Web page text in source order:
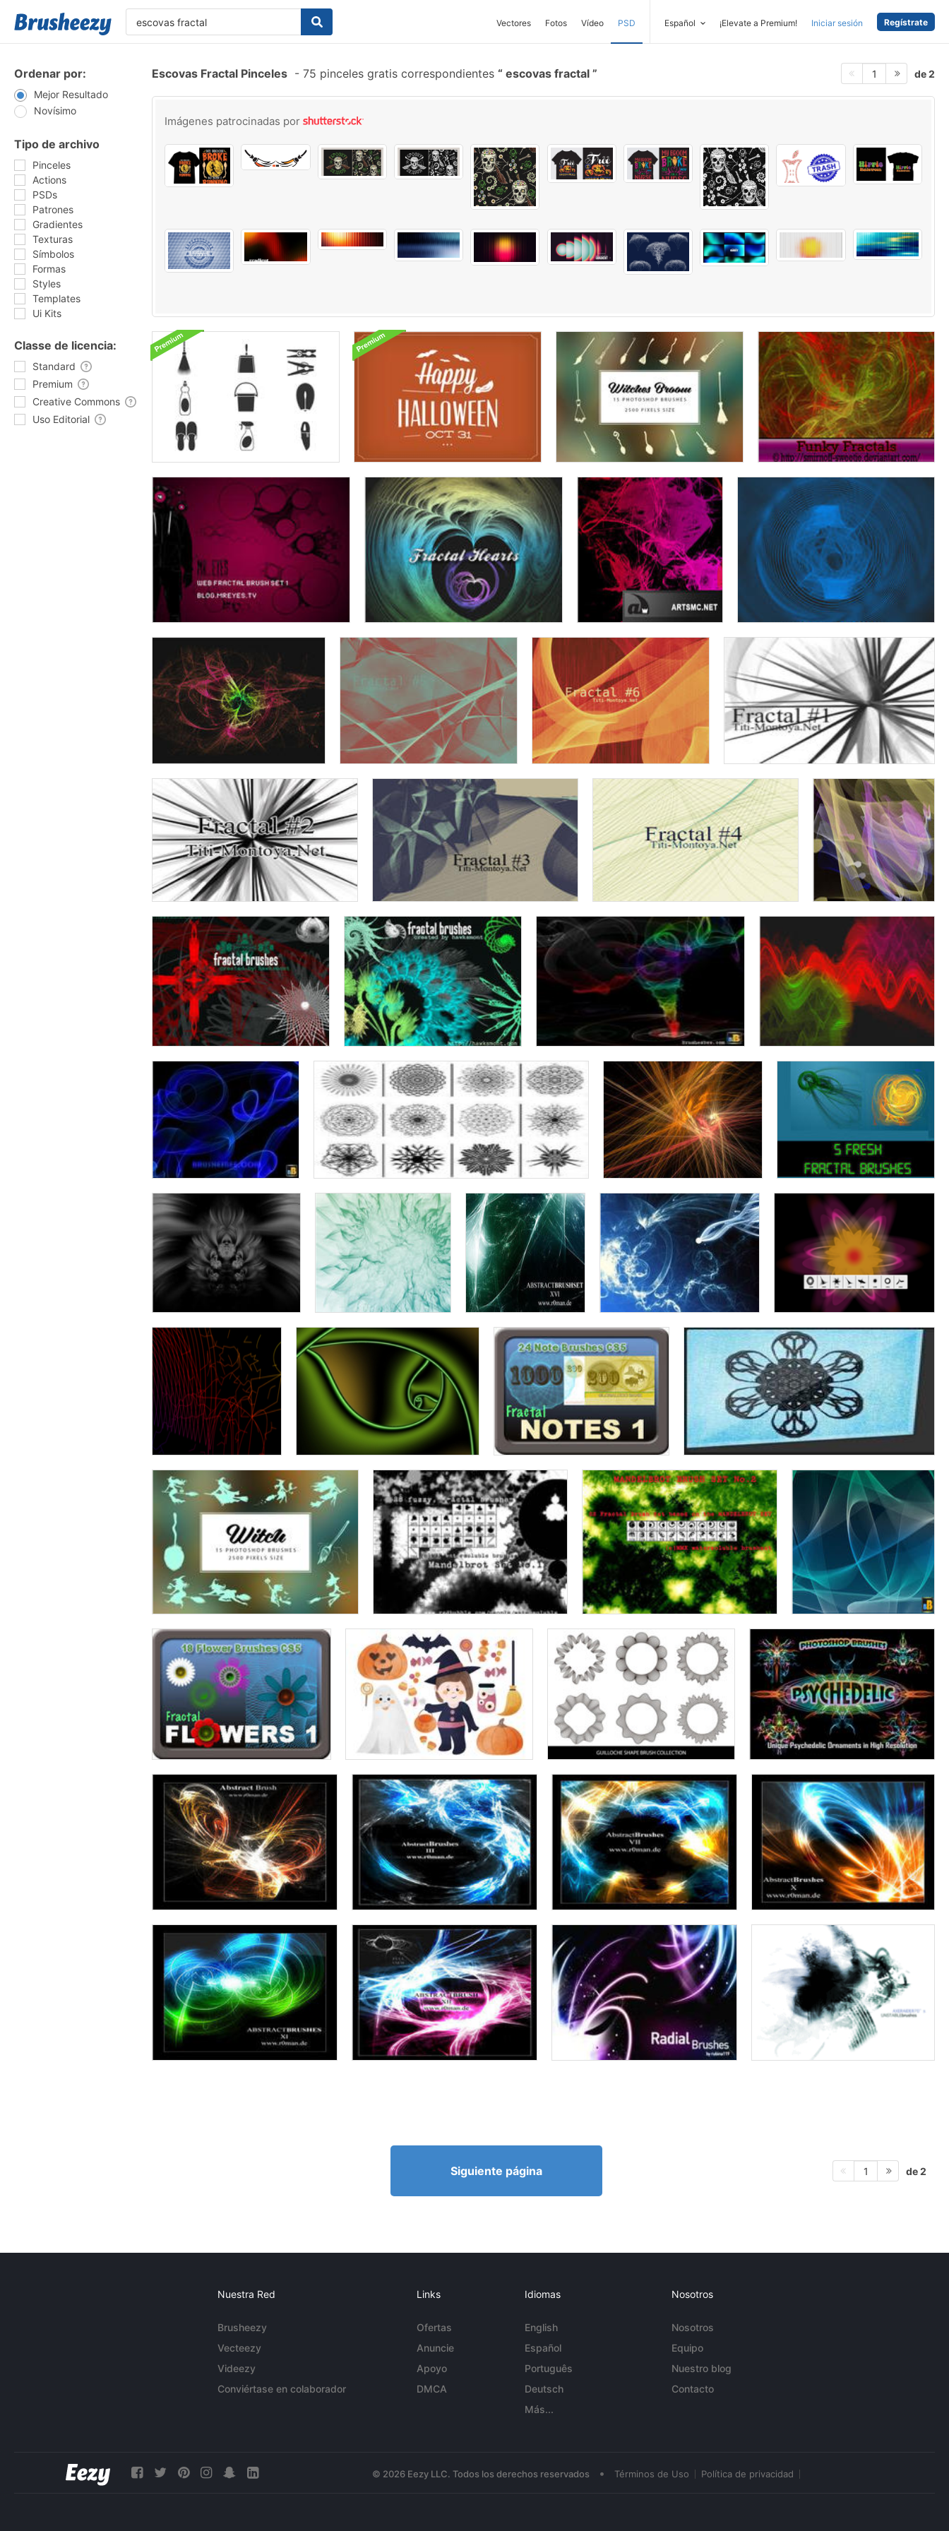
Vectores Fotos Vídeo PSD Español ¡Elevate a Premium! Iniciar sesión Regístrate
Ordenar por:
Mejor Resultado
Novísimo
Tipo de archivo
Pinceles
Actions
PSDs
Patrones
Gradientes
Texturas
Símbolos
Formas
Styles
Templates
Ui Kits
Classe de licencia:
Standard
Premium
Creative Commons
Uso Editorial
Escovas Fractal Pinceles - 75 pinceles gratis correspondientes escovas fractal 1 de 2
Imágenes patrocinadas por
Siguiente página 1 de 2
Nuestra Red
Brusheezy
Vecteezy
Videezy
Conviértase en colaborador
Links
Ofertas
Anuncie
Apoyo
DMCA
Idiomas
English
Español
Português
Deutsch
Más...
Nosotros
Nosotros
Equipo
Nuestro blog
Contacto
© 2026 Eezy LLC. Todos los derechos reservados • Términos de Uso Política de privacidad